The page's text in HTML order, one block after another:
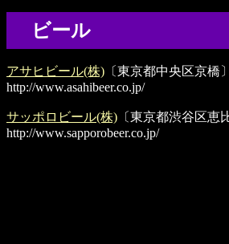
ビール
アサヒビール(株) 〔東京都中央区京橋
http://www.asahibeer.co.jp/
サッポロビール(株) 〔東京都渋谷区恵
http://www.sapporobeer.co.jp/